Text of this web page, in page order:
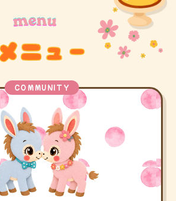
COMMUNITY